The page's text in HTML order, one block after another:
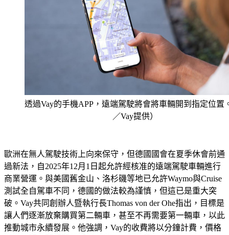
透過Vay的手機APP，遠端駕駛將會將車輛開到指定位置
／Vay提供）
歐洲在無人駕駛技術上向來保守，但德國國會在夏季休會前通
過新法，自2025年12月1日起允許經核准的遠端駕駛車輛進行
商業營運。與美國舊金山、洛杉磯等地已允許Waymo與Cruise
測試全自駕車不同，德國的做法較為謹慎，但這已是重大突
破。Vay共同創辦人暨執行長Thomas von der Ohe指出，目標是
讓人們逐漸放棄購買第二輛車，甚至不再需要第一輛車，以此
推動城市永續發展。他強調，Vay的收費將以分鐘計費，價格